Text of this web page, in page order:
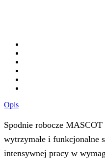
Opis
Spodnie robocze
wytrzymałe i funkcjonalne
intensywnej pracy w